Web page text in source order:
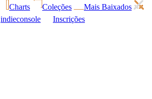
Charts Coleções
Mais Baixados
indieconsole Inscrições